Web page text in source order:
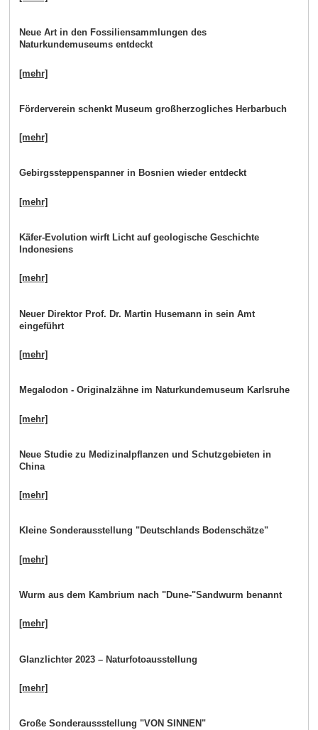
Neue Art in den Fossiliensammlungen des
Naturkundemuseums entdeckt
[mehr]
Förderverein schenkt Museum großherzogliches Herbarbuch
[mehr]
Gebirgssteppenspanner in Bosnien wieder entdeckt
[mehr]
Käfer-Evolution wirft Licht auf geologische Geschichte
Indonesiens
[mehr]
Neuer Direktor Prof. Dr. Martin Husemann in sein Amt
eingeführt
[mehr]
Megalodon - Originalzähne im Naturkundemuseum Karlsruhe
[mehr]
Neue Studie zu Medizinalpflanzen und Schutzgebieten in
China
[mehr]
Kleine Sonderausstellung "Deutschlands Bodenschätze"
[mehr]
Wurm aus dem Kambrium nach "Dune-"Sandwurm benannt
[mehr]
Glanzlichter 2023 – Naturfotoausstellung
[mehr]
Große Sonderaussstellung "VON SINNEN"